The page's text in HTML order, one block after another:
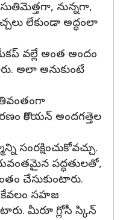
నున్నగా,
లేకుండా అద్ధంలా
వల్లే అంత అందం
అలా అనుకుంటే
కొరియన్‌ అందగత్తెల
సంరక్షించుకోవచ్చు.
పద్ధతులతో,
చేసుకుంటారు.
కేవలం సహజ
మీరూ గ్లోసీ స్కిన్‌